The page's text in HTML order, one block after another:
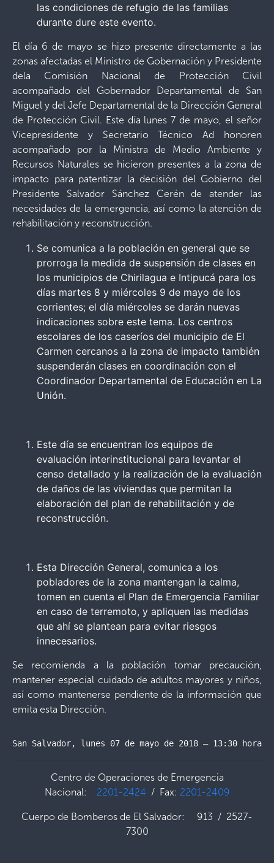
las condiciones de refugio de las familias
durante dure este evento.
El día 6 de mayo se hizo presente directamente a las
zonas afectadas el Ministro de Gobernación y Presidente
dela Comisión Nacional de Protección Civil
acompañado del Gobernador Departamental de San
Miguel y del Jefe Departamental de la Dirección General
de Protección Civil. Este día lunes 7 de mayo, el señor
Vicepresidente y Secretario Técnico Ad honoren
acompañado por la Ministra de Medio Ambiente y
Recursos Naturales se hicieron presentes a la zona de
impacto para patentizar la decisión del Gobierno del
Presidente Salvador Sánchez Cerén de atender las
necesidades de la emergencia, así como la atención de
rehabilitación y reconstrucción.
Se comunica a la población en general que se
prorroga la medida de suspensión de clases en
los municipios de Chirilagua e Intipucá para los
días martes 8 y miércoles 9 de mayo de los
corrientes; el día miércoles se darán nuevas
indicaciones sobre este tema. Los centros
escolares de los caseríos del municipio de El
Carmen cercanos a la zona de impacto también
suspenderán clases en coordinación con el
Coordinador Departamental de Educación en La
Unión.
Este día se encuentran los equipos de
evaluación interinstitucional para levantar el
censo detallado y la realización de la evaluación
de daños de las viviendas que permitan la
elaboración del plan de rehabilitación y de
reconstrucción.
Esta Dirección General, comunica a los
pobladores de la zona mantengan la calma,
tomen en cuenta el Plan de Emergencia Familiar
en caso de terremoto, y apliquen las medidas
que ahí se plantean para evitar riesgos
innecesarios.
Se recomienda a la población tomar precaución,
mantener especial cuidado de adultos mayores y niños,
así como mantenerse pendiente de la información que
emita esta Dirección.
San Salvador, lunes 07 de mayo de 2018 – 13:30 horas
Centro de Operaciones de Emergencia
Nacional: 2201-2424 / Fax: 2201-2409
Cuerpo de Bomberos de El Salvador: 913 / 2527-
7300